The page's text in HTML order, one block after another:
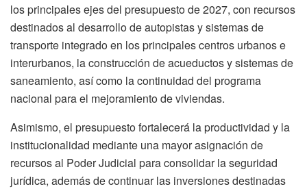
los principales ejes del presupuesto de 2027, con recursos
destinados al desarrollo de autopistas y sistemas de
transporte integrado en los principales centros urbanos e
interurbanos, la construcción de acueductos y sistemas de
saneamiento, así como la continuidad del programa
nacional para el mejoramiento de viviendas.
Asimismo, el presupuesto fortalecerá la productividad y la
institucionalidad mediante una mayor asignación de
recursos al Poder Judicial para consolidar la seguridad
jurídica, además de continuar las inversiones destinadas